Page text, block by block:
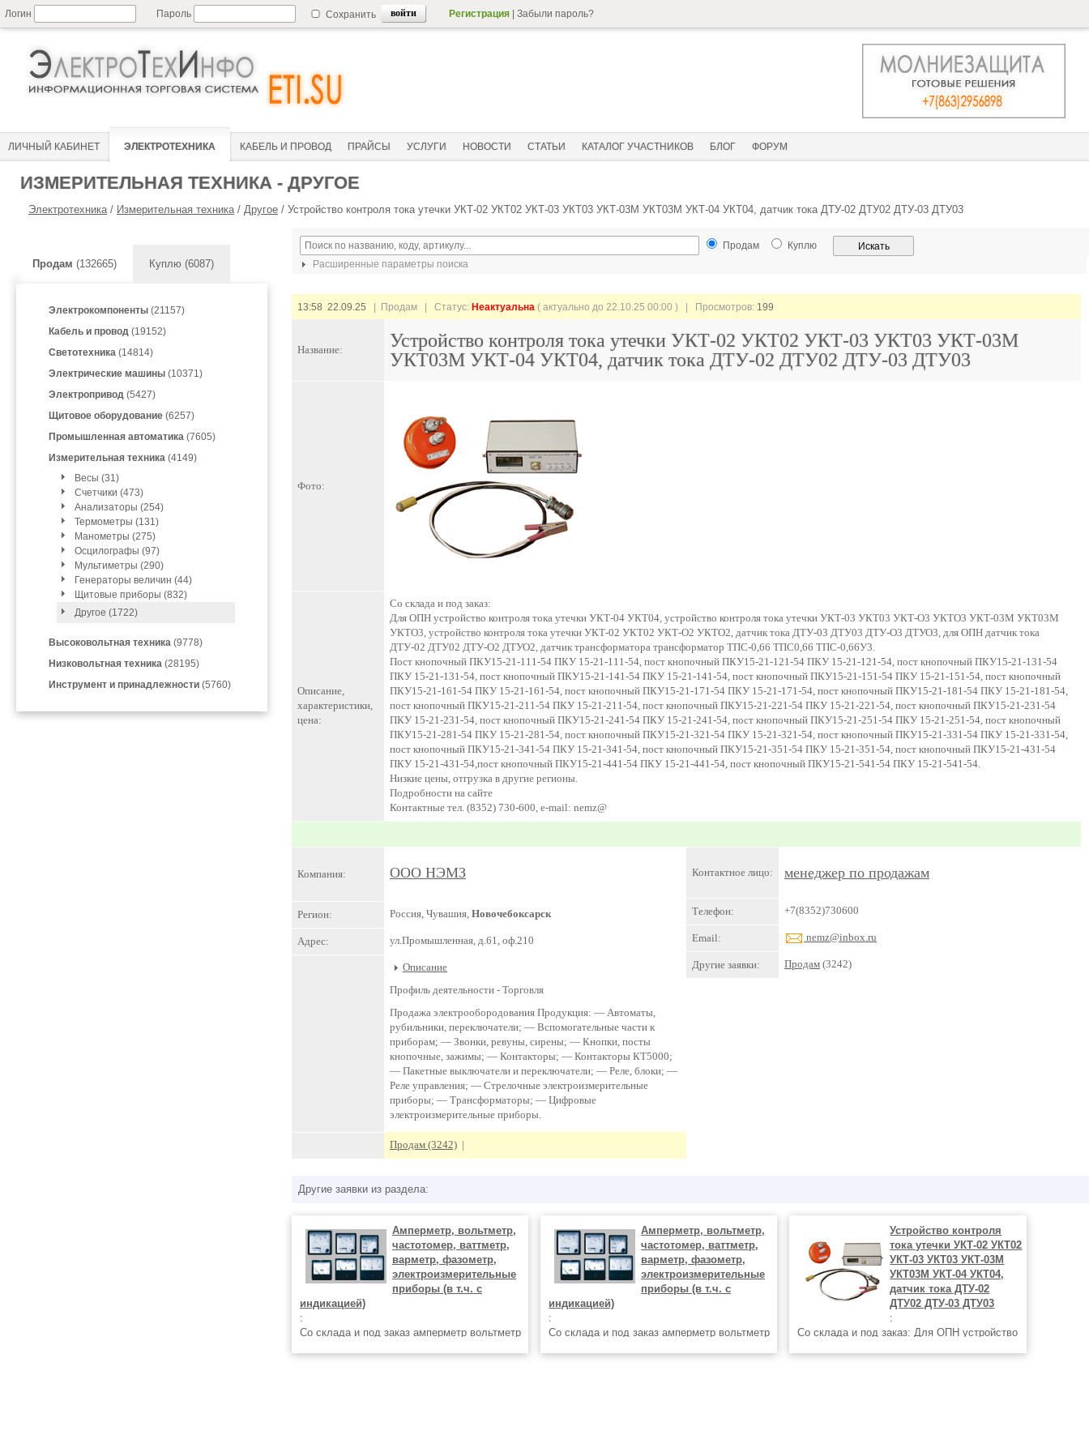
Логин Пароль Сохранить Регистрация Забыли пароль?
ЛИЧНЫЙ КАБИНЕТ ЭЛЕКТРОТЕХНИКА КАБЕЛЬ И ПРОВОД ПРАЙСЫ УСЛУГИ НОВОСТИ СТАТЬИ КАТАЛОГ УЧАСТНИКОВ БЛОГ ФОРУМ
ИЗМЕРИТЕЛЬНАЯ ТЕХНИКА - ДРУГОЕ
Электротехника/ Измерительная техника/ Другое / Устройство контроля тока утечки УКТ-02 УКТ02 УКТ-03 УКТ03 УКТ-03М УКТ03М УКТ-04 УКТ04, датчик тока ДТУ-02 ДТУ02 ДТУ-03 ДТУ03
Продам (132665) Куплю (6087)
Электрокомпоненты (21157)
Кабель и провод (19152)
Светотехника (14814)
Электрические машины (10371)
Электропривод (5427)
Щитовое оборудование (6257)
Промышленная автоматика (7605)
Измерительная техника (4149)
Весы (31)
Счетчики (473)
Анализаторы (254)
Термометры (131)
Манометры (275)
Осцилографы (97)
Мультиметры (290)
Генераторы величин (44)
Щитовые приборы (832)
Другое (1722)
Высоковольтная техника (9778)
Низковольтная техника (28195)
Инструмент и принадлежности (5760)
Продам
Куплю
Расширенные параметры поиска
13:58 22.09.25 | Продам | Статус: Неактуальна ( актуально до 22.10.25 00:00 ) | Просмотров: 199
Название:
Устройство контроля тока утечки УКТ-02 УКТ02 УКТ-03 УКТ03 УКТ-03М
УКТ03М УКТ-04 УКТ04, датчик тока ДТУ-02 ДТУ02 ДТУ-03 ДТУ03
Фото:
Описание,
характеристики,
цена:
Со склада и под заказ:
Для ОПН устройство контроля тока утечки УКТ-04 УКТ04, устройство контроля тока утечки УКТ-03 УКТ03 УКТ-О3 УКТО3 УКТ-03М УКТ03М
УКТО3, устройство контроля тока утечки УКТ-02 УКТ02 УКТ-О2 УКТО2, датчик тока ДТУ-03 ДТУ03 ДТУ-О3 ДТУО3, для ОПН датчик тока
ДТУ-02 ДТУ02 ДТУ-О2 ДТУО2, датчик трансформатора трансформатор ТПС-0,66 ТПС0,66 ТПС-0,66У3.
Пост кнопочный ПКУ15-21-111-54 ПКУ 15-21-111-54, пост кнопочный ПКУ15-21-121-54 ПКУ 15-21-121-54, пост кнопочный ПКУ15-21-131-54
ПКУ 15-21-131-54, пост кнопочный ПКУ15-21-141-54 ПКУ 15-21-141-54, пост кнопочный ПКУ15-21-151-54 ПКУ 15-21-151-54, пост кнопочный
ПКУ15-21-161-54 ПКУ 15-21-161-54, пост кнопочный ПКУ15-21-171-54 ПКУ 15-21-171-54, пост кнопочный ПКУ15-21-181-54 ПКУ 15-21-181-54,
пост кнопочный ПКУ15-21-211-54 ПКУ 15-21-211-54, пост кнопочный ПКУ15-21-221-54 ПКУ 15-21-221-54, пост кнопочный ПКУ15-21-231-54
ПКУ 15-21-231-54, пост кнопочный ПКУ15-21-241-54 ПКУ 15-21-241-54, пост кнопочный ПКУ15-21-251-54 ПКУ 15-21-251-54, пост кнопочный
ПКУ15-21-281-54 ПКУ 15-21-281-54, пост кнопочный ПКУ15-21-321-54 ПКУ 15-21-321-54, пост кнопочный ПКУ15-21-331-54 ПКУ 15-21-331-54,
пост кнопочный ПКУ15-21-341-54 ПКУ 15-21-341-54, пост кнопочный ПКУ15-21-351-54 ПКУ 15-21-351-54, пост кнопочный ПКУ15-21-431-54
ПКУ 15-21-431-54,пост кнопочный ПКУ15-21-441-54 ПКУ 15-21-441-54, пост кнопочный ПКУ15-21-541-54 ПКУ 15-21-541-54.
Низкие цены, отгрузка в другие регионы.
Подробности на сайте
Контактные тел. (8352) 730-600, e-mail: nemz@
Компания: ООО НЭМЗ
Регион: Россия, Чувашия, Новочебоксарск
Адрес: ул.Промышленная, д.61, оф.210
Описание
Профиль деятельности - Торговля
Продажа электрообородования Продукция: — Автоматы,
рубильники, переключатели; — Вспомогательные части к
приборам; — Звонки, ревуны, сирены; — Кнопки, посты
кнопочные, зажимы; — Контакторы; — Контакторы КТ5000;
— Пакетные выключатели и переключатели; — Реле, блоки; —
Реле управления; — Стрелочные электроизмерительные
приборы; — Трансформаторы; — Цифровые
электроизмерительные приборы.
Продам (3242) |
Контактное лицо: менеджер по продажам
Телефон: +7(8352)730600
Email: nemz@inbox.ru
Другие заявки: Продам (3242)
Другие заявки из раздела:
Амперметр, вольтметр,
частотомер, ваттметр,
варметр, фазометр,
электроизмерительные
приборы (в т.ч. с
индикацией)
:
Со склада и под заказ амперметр вольтметр
Амперметр, вольтметр,
частотомер, ваттметр,
варметр, фазометр,
электроизмерительные
приборы (в т.ч. с
индикацией)
:
Со склада и под заказ амперметр вольтметр
Устройство контроля
тока утечки УКТ-02 УКТ02
УКТ-03 УКТ03 УКТ-03М
УКТ03М УКТ-04 УКТ04,
датчик тока ДТУ-02
ДТУ02 ДТУ-03 ДТУ03
:
Со склада и под заказ: Для ОПН устройство